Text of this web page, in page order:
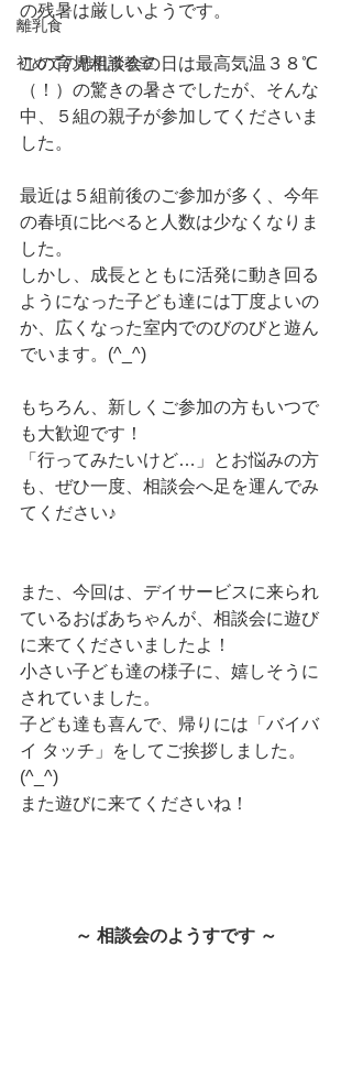
離乳食
初めての離乳食教室
の残暑は厳しいようです。
この育児相談会の日は最高気温３８℃
（！）の驚きの暑さでしたが、そんな
中、５組の親子が参加してくださいま
した。
最近は５組前後のご参加が多く、今年
の春頃に比べると人数は少なくなりま
した。
しかし、成長とともに活発に動き回る
ようになった子ども達には丁度よいの
か、広くなった室内でのびのびと遊ん
でいます。(^_^)
もちろん、新しくご参加の方もいつで
も大歓迎です！
「行ってみたいけど…」とお悩みの方
も、ぜひ一度、相談会へ足を運んでみ
てください♪
また、今回は、デイサービスに来られ
ているおばあちゃんが、相談会に遊び
に来てくださいましたよ！
小さい子ども達の様子に、嬉しそうに
されていました。
子ども達も喜んで、帰りには「バイバ
イ タッチ」をしてご挨拶しました。
(^_^)
また遊びに来てくださいね！
～ 相談会のようすです ～